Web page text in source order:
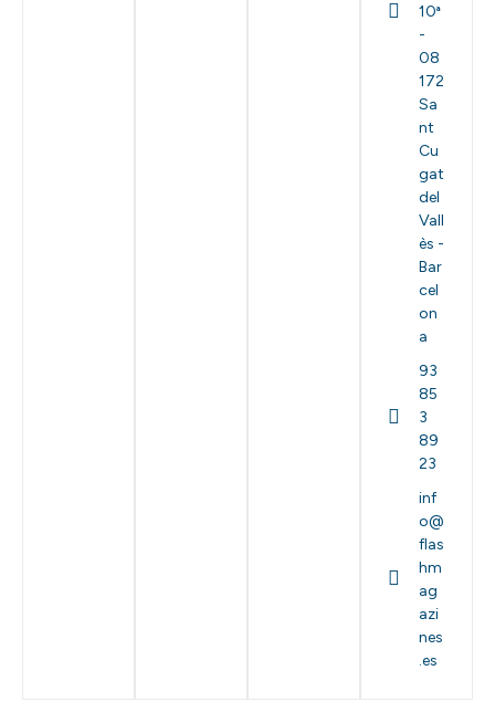
10ª
-
08
172
Sa
nt
Cu
gat
del
Vall
ès -
Bar
cel
on
a
93
85
3
89
23
inf
o@
flas
hm
ag
azi
nes
.es